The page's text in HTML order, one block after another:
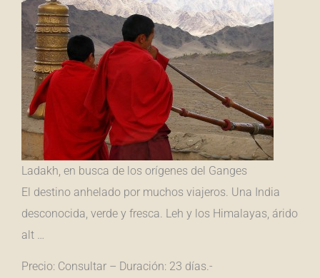
Ladakh, en busca de los orígenes del Ganges
El destino anhelado por muchos viajeros. Una India
desconocida, verde y fresca. Leh y los Himalayas, árido
alt …
Precio: Consultar – Duración: 23 días.-